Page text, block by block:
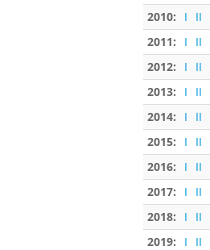
2010:
I II
2011:
I II
2012:
I II
2013:
I II
2014:
I II
2015:
I II
2016:
I II
2017:
I II
2018:
I II
2019:
I II